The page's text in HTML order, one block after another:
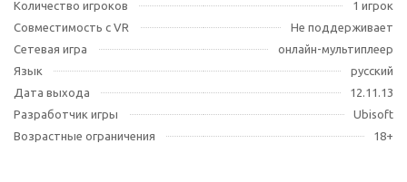
Количество игроков
1 игрок
Совместимость с VR
Не поддерживает
Сетевая игра
онлайн-мультиплеер
Язык
русский
Дата выхода
12.11.13
Разработчик игры
Ubisoft
Возрастные ограничения
18+